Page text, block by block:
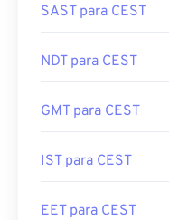
SAST para CEST
NDT para CEST
GMT para CEST
IST para CEST
EET para CEST